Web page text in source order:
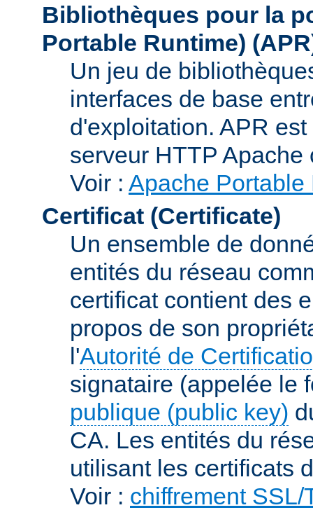
Bibliothèques pour la
Portable Runtime)
Un jeu de
interfaces de base
d'exploitation. APR
serveur HTTP
Voir : Apache
Certificat (Certificate)
Un ensemble de
entités du réseau
certificat contient des
propos de son
l'Autorité de
signataire (appelée le
publique (public key)
CA. Les entités du
utilisant les certificats
Voir : chiffrement SSL/